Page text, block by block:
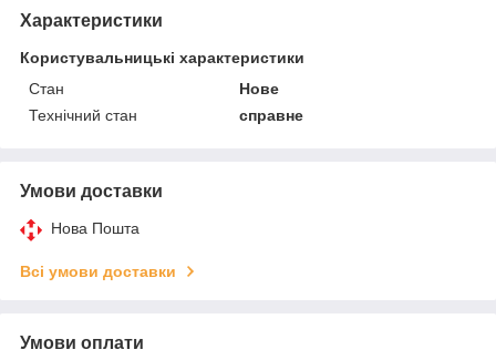
Характеристики
Користувальницькі характеристики
Стан
Нове
Технічний стан
справне
Умови доставки
Нова Пошта
Всі умови доставки
Умови оплати